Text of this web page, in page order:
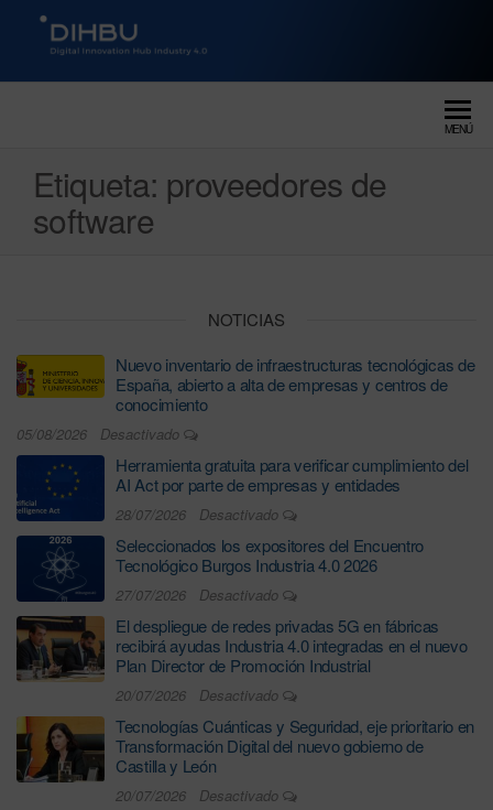
DIGITAL INNOVATION HUB
MENÚ
Etiqueta: proveedores de
software
NOTICIAS
Nuevo inventario de infraestructuras tecnológicas de
España, abierto a alta de empresas y centros de
conocimiento
05/08/2026 Desactivado
Herramienta gratuita para verificar cumplimiento del
AI Act por parte de empresas y entidades
28/07/2026 Desactivado
Seleccionados los expositores del Encuentro
Tecnológico Burgos Industria 4.0 2026
27/07/2026 Desactivado
El despliegue de redes privadas 5G en fábricas
recibirá ayudas Industria 4.0 integradas en el nuevo
Plan Director de Promoción Industrial
20/07/2026 Desactivado
Tecnologías Cuánticas y Seguridad, eje prioritario en
Transformación Digital del nuevo gobierno de
Castilla y León
20/07/2026 Desactivado